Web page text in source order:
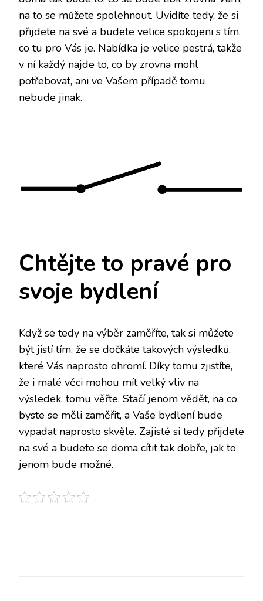
na to se můžete spolehnout. Uvidíte tedy, že si
přijdete na své a budete velice spokojeni s tím,
co tu pro Vás je. Nabídka je velice pestrá, takže
v ní každý najde to, co by zrovna mohl
potřebovat, ani ve Vašem případě tomu
nebude jinak.
Chtějte to pravé pro
svoje bydlení
Když se tedy na výběr zaměříte, tak si můžete
být jistí tím, že se dočkáte takových výsledků,
které Vás naprosto ohromí. Díky tomu zjistíte,
že i malé věci mohou mít velký vliv na
výsledek, tomu věřte. Stačí jenom vědět, na co
byste se měli zaměřit, a Vaše bydlení bude
vypadat naprosto skvěle. Zajisté si tedy přijdete
na své a budete se doma cítit tak dobře, jak to
jenom bude možné.